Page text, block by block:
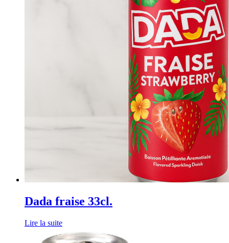
Dada fraise 33cl.
Lire la suite